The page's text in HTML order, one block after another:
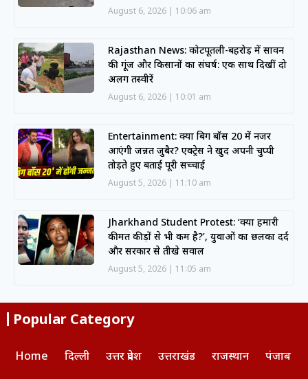
August 6, 2026 10:06 am
Rajasthan News: कोटपूतली-बहरोड़ में सावन
की गूंज और किसानों का संघर्ष: एक साथ दिखीं दो
अलग तस्वीरें
August 6, 2026 10:01 am
Entertainment: क्या बिग बॉस 20 में नजर
आएंगी जन्नत जुबैर? एक्ट्रेस ने खुद अपनी चुप्पी
तोड़ते हुए बताई पूरी सच्चाई
August 5, 2026 11:10 am
Jharkhand Student Protest: ‘क्या हमारी
कीमत कीड़ों से भी कम है?’, युवाओं का छलका दर्द
और सरकार से तीखे सवाल
August 5, 2026 11:05 am
Popular Category
Home दिल्ली उत्तर प्रदेश उत्तराखंड राजस्थान पंजाब